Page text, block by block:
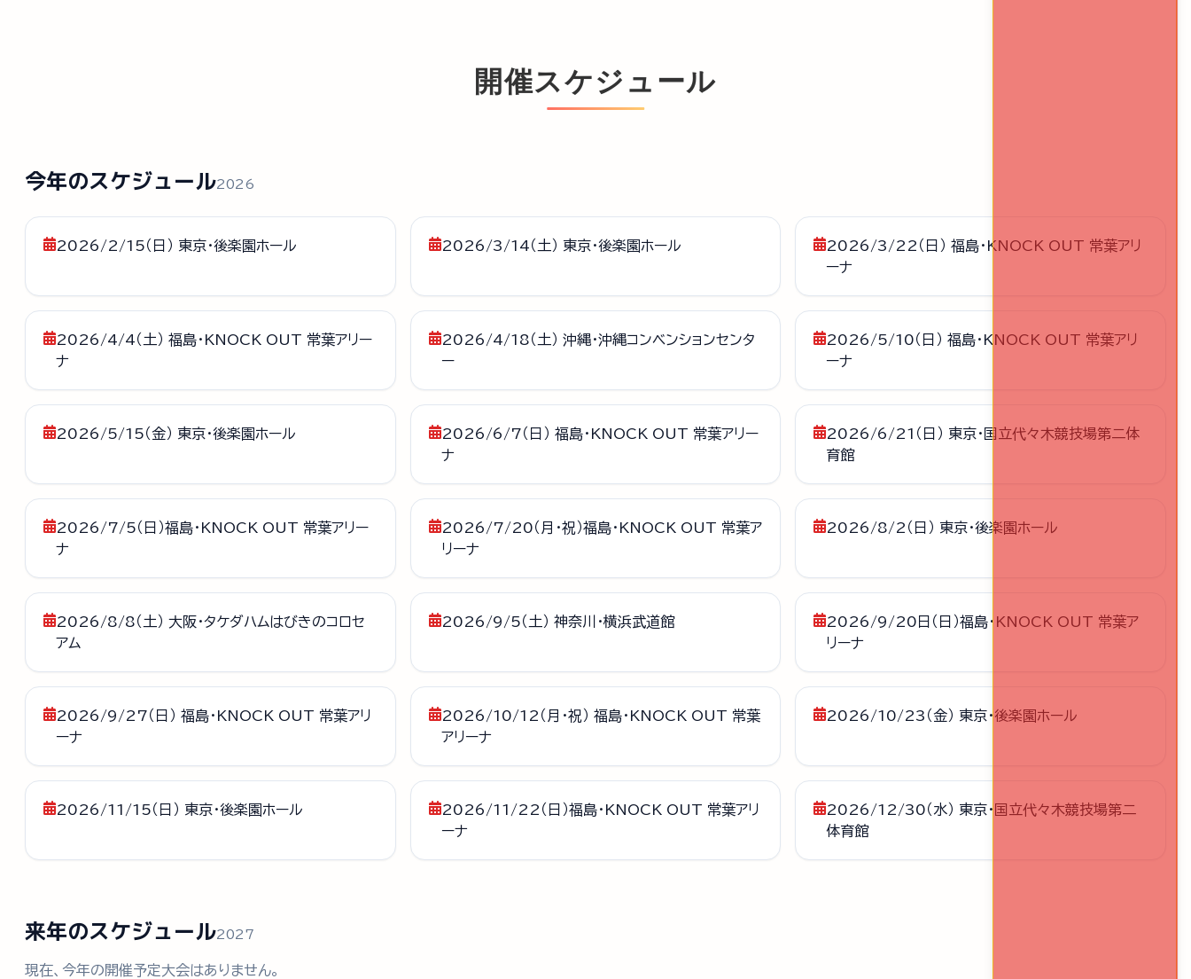
開催スケジュール
今年のスケジュール2026
2026/2/15（日） 東京・後楽園ホール 2026/3/14（土） 東京・後楽園ホール
2026/3/22（日） 福島・KNOCK OUT 常葉アリ
ーナ
2026/4/4（土） 福島・KNOCK OUT 常葉アリー
ナ
2026/4/18（土） 沖縄・沖縄コンベンションセンタ
ー
2026/5/10（日） 福島・KNOCK OUT 常葉アリ
ーナ
2026/5/15（金） 東京・後楽園ホール
2026/6/7（日） 福島・KNOCK OUT 常葉アリー
ナ
2026/6/21（日） 東京・国立代々木競技場第二体
育館
2026/7/5（日）福島・KNOCK OUT 常葉アリー
ナ
2026/7/20（月・祝）福島・KNOCK OUT 常葉ア
リーナ
2026/8/2（日） 東京・後楽園ホール
2026/8/8（土） 大阪・タケダハムはびきのコロセ
アム
2026/9/5（土） 神奈川・横浜武道館
2026/9/20日（日）福島・KNOCK OUT 常葉ア
リーナ
2026/9/27（日） 福島・KNOCK OUT 常葉アリ
ーナ
2026/10/12（月・祝） 福島・KNOCK OUT 常葉
アリーナ
2026/10/23（金） 東京・後楽園ホール
2026/11/15（日） 東京・後楽園ホール
2026/11/22（日）福島・KNOCK OUT 常葉アリ
ーナ
2026/12/30（水） 東京・国立代々木競技場第二
体育館
来年のスケジュール2027
現在、今年の開催予定大会はありません。